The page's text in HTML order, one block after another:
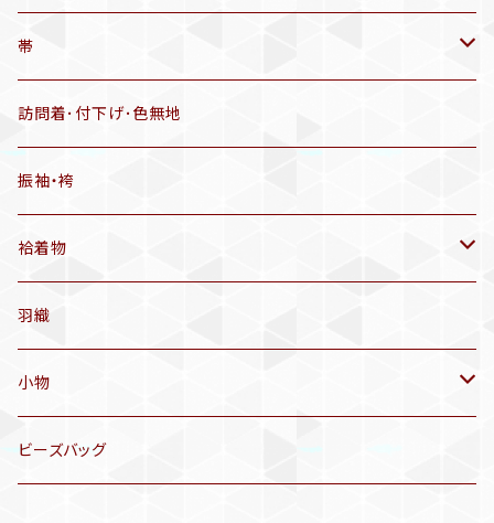
羽織
半幅帯
有松絞り浴衣(6～9月頃)
アンティーク着物
リサイクル着物
帯
リサイクル帯
アンティーク帯
アンティーク仕立てかえ帯
名古屋帯
洒落袋帯
袋帯
訪問着･付下げ･色無地
振袖・袴
袷着物
アンティーク着物
リサイクル着物
訪問着、付下げ、色無地
羽織
小物
帯揚げ
ビーズバッグ